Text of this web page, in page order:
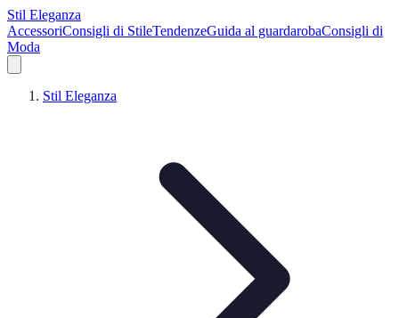
Stil Eleganza
AccessoriConsigli di StileTendenzeGuida al guardarobaConsigli di
Moda
Stil Eleganza